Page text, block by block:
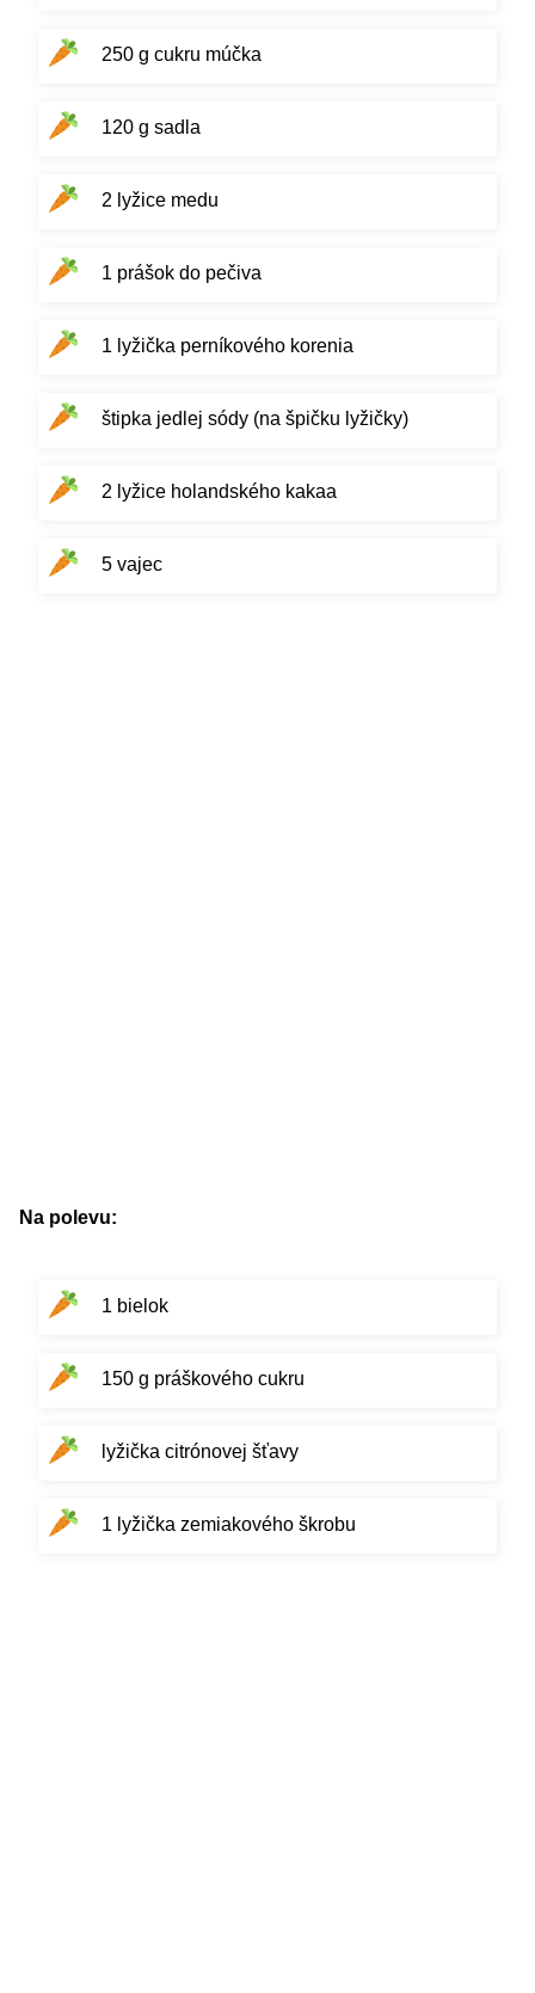
250 g cukru múčka
120 g sadla
2 lyžice medu
1 prášok do pečiva
1 lyžička perníkového korenia
štipka jedlej sódy (na špičku lyžičky)
2 lyžice holandského kakaa
5 vajec
Na polevu:
1 bielok
150 g práškového cukru
lyžička citrónovej šťavy
1 lyžička zemiakového škrobu